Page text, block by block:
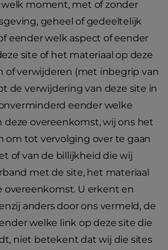
moment, met of zonder
geheel of gedeeltelijk
eender welk aspect of eender
site of het materiaal op deze
of verwijderen (met inbegrip van
de verwijdering van deze site in
eender welke
deze overeenkomst, wij ons het
om tot vervolging over te gaan
of van de billijkheid die wij
met de site, het materiaal
overeenkomst. U erkent en
anders door ons vermeld, de
welke link op deze site die
niet betekent dat wij die sites